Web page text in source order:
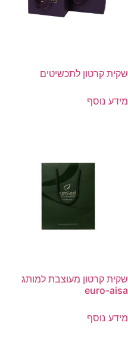
שקית קרטון לתכשיטים
מידע נוסף
שקית קרטון מעוצבת למותג
euro-aisa
מידע נוסף